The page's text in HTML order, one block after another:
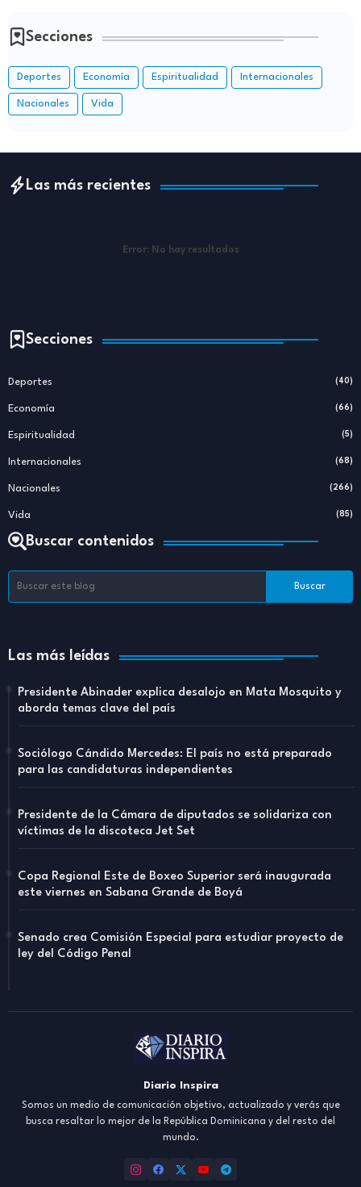
Secciones
Deportes Economía Espiritualidad Internacionales
Nacionales Vida
Las más recientes
Error: No hay resultados
Secciones
Deportes (40)
Economía (66)
Espiritualidad (5)
Internacionales (68)
Nacionales (266)
Vida (85)
Buscar contenidos
Las más leídas
Presidente Abinader explica desalojo en Mata Mosquito y
aborda temas clave del país
Sociólogo Cándido Mercedes: El país no está preparado
para las candidaturas independientes
Presidente de la Cámara de diputados se solidariza con
víctimas de la discoteca Jet Set
Copa Regional Este de Boxeo Superior será inaugurada
este viernes en Sabana Grande de Boyá
Senado crea Comisión Especial para estudiar proyecto de
ley del Código Penal
Diario Inspira
Somos un medio de comunicación objetivo, actualizado y verás que
busca resaltar lo mejor de la República Dominicana y del resto del
mundo.